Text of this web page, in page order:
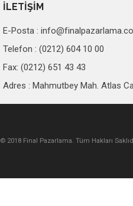
İLETİŞİM
E-Posta :
Telefon : (0212) 604 10 00
Fax: (0212) 651 43 43
Adres : Mahmutbey Mah. Atlas
© 2018 Final Pazarlama. Tüm Hakları